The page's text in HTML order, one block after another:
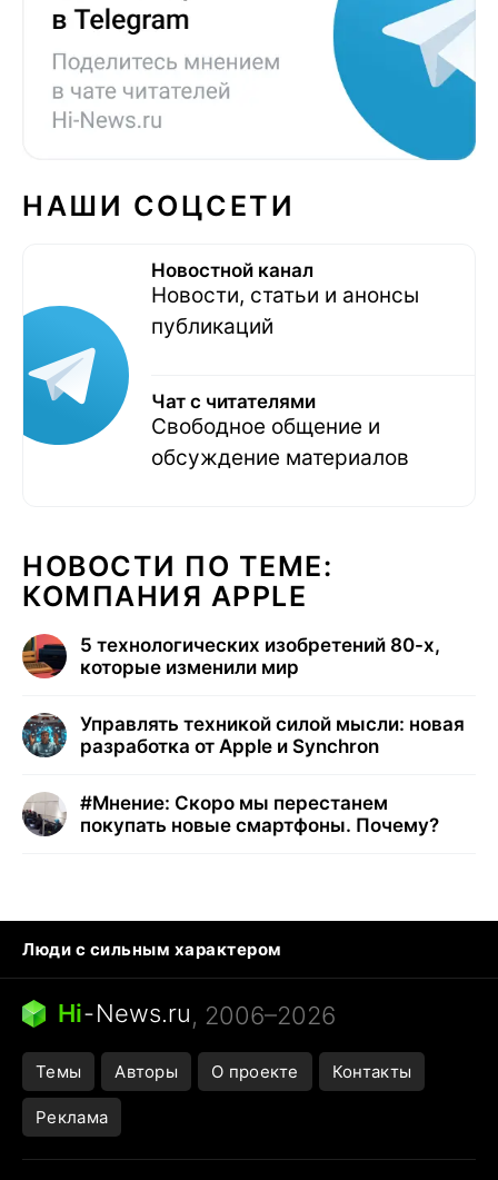
НАШИ СОЦСЕТИ
Новостной канал
Новости, статьи и анонсы
публикаций
Чат с читателями
Свободное общение и
обсуждение материалов
НОВОСТИ ПО ТЕМЕ:
КОМПАНИЯ APPLE
5 технологических изобретений 80-х,
которые изменили мир
Управлять техникой силой мысли: новая
разработка от Apple и Synchron
#Мнение: Скоро мы перестанем
покупать новые смартфоны. Почему?
Люди с сильным характером
Кошка писает на кровать
Тунцы в океанариуме
Ядовитые пауки России
Города в ядерной войне
Hi-News.ru, 2006–2026
Темы Авторы О проекте Контакты
Реклама